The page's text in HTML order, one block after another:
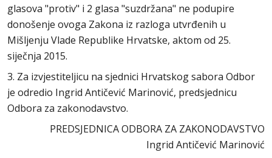
glasova "protiv" i 2 glasa "suzdržana" ne podupire
donošenje ovoga Zakona iz razloga utvrđenih u
Mišljenju Vlade Republike Hrvatske, aktom od 25.
siječnja 2015.
3. Za izvjestiteljicu na sjednici Hrvatskog sabora Odbor
je odredio Ingrid Antičević Marinović, predsjednicu
Odbora za zakonodavstvo.
PREDSJEDNICA ODBORA ZA ZAKONODAVSTVO
Ingrid Antičević Marinović